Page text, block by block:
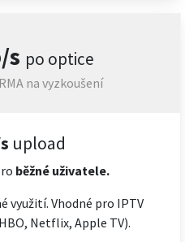
s po optice
na vyzkoušení
upload
běžné uživatele.
využití. Vhodné pro IPTV
Netflix, Apple TV).